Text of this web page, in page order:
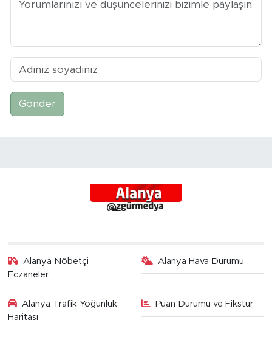
Gönder
Alanya Nöbetçi
Eczaneler
Alanya Hava Durumu
Alanya Trafik Yoğunluk
Haritası
Puan Durumu ve Fikstür